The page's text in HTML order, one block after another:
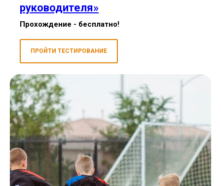
руководителя»
Прохождение - бесплатно!
ПРОЙТИ ТЕСТИРОВАНИЕ